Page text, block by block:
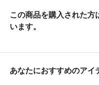
この商品を購入された方
います。
あなたにおすすめのアイ